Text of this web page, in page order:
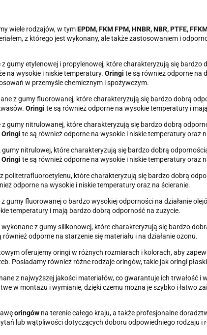
wiele rodzajów, w tymEPDM, FKM FPM, HNBR, NBR, PTFE,
z którego jest wykonany, ale także zastosowaniem i
gumy etylenowej i propylenowej, które charakteryzują się bardzo
na wysokie i niskie temperatury. Oringi te są również odporne na
w przemyśle chemicznym i spożywczym.
z gumy fluorowanej, które charakteryzują się bardzo dobrą
Oringi te są również odporne na wysokie temperatury i
gumy nitrulowanej, które charakteryzują się bardzo dobrą
Oringi te są również odporne na wysokie i niskie temperatury oraz
nitrulowej, które charakteryzują się bardzo dobrą
Oringi te są również odporne na wysokie i niskie temperatury oraz
politetrafluoroetylenu, które charakteryzują się bardzo dobrą
odporne na wysokie i niskie temperatury oraz na ścieranie.
gumy fluorowanej o bardzo wysokiej odporności na działanie
temperatury i mają bardzo dobrą odporność na zużycie.
z gumy silikonowej, które charakteryzują się bardzo
również odporne na starzenie się materiału i na działanie ozonu.
oferujemy oringi w różnych rozmiarach i kolorach, aby
Posiadamy również różne rodzaje oringów, takie jak oringi
z najwyższej jakości materiałów, co gwarantuje ich trwałość i
w montażu i wymianie, dzięki czemu można je szybko i łatwo
oringówna terenie całego kraju, a także profesjonalne
lub wątpliwości dotyczących doboru odpowiedniego rodzaju i